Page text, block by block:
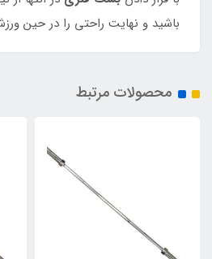
باشید و نهایت راحتی را در حین
محصولات مرتبط